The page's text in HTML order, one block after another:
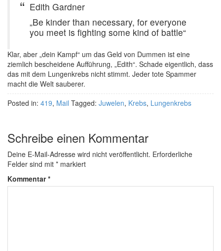
Edith Gardner
„Be kinder than necessary, for everyone
you meet is fighting some kind of battle“
Klar, aber „dein Kampf“ um das Geld von Dummen ist eine
ziemlich bescheidene Aufführung, „Edith“. Schade eigentlich, dass
das mit dem Lungenkrebs nicht stimmt. Jeder tote Spammer
macht die Welt sauberer.
Posted in: 419, Mail Tagged: Juwelen, Krebs, Lungenkrebs
Schreibe einen Kommentar
Deine E-Mail-Adresse wird nicht veröffentlicht. Erforderliche
Felder sind mit * markiert
Kommentar*